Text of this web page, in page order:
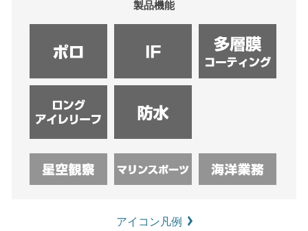
製品機能
アイコン凡例